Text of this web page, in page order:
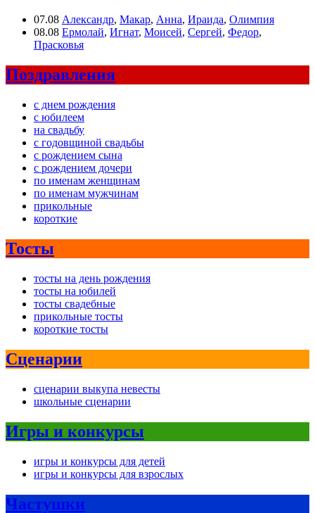
07.08 Александр, Макар, Анна, Ираида, Олимпия
08.08 Ермолай, Игнат, Моисей, Сергей, Федор,
Прасковья
Поздравления
с днем рождения
с юбилеем
на свадьбу
с годовщиной свадьбы
с рождением сына
с рождением дочери
по именам женщинам
по именам мужчинам
прикольные
короткие
Тосты
тосты на день рождения
тосты на юбилей
тосты свадебные
прикольные тосты
короткие тосты
Сценарии
сценарии выкупа невесты
школьные сценарии
Игры и конкурсы
игры и конкурсы для детей
игры и конкурсы для взрослых
Частушки